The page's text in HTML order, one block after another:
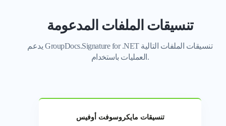
تنسيقات الملفات المدعومة
يدعم GroupDocs.Signature for .NET تنسيقات الملفات التالية
العمليات باستخدام.
تنسيقات مايكروسوفت أوفيس